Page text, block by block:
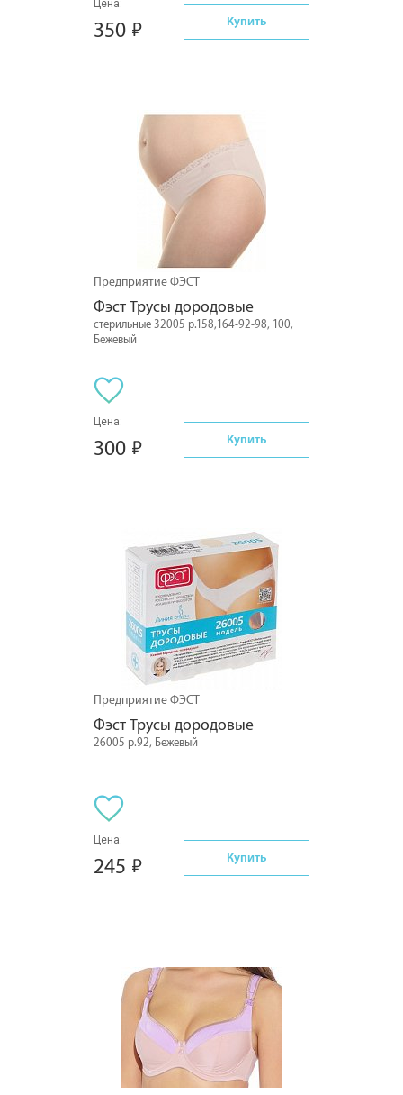
Цена:
350 Купить
Предприятие ФЭСТ
Фэст Трусы дородовые
стерильные 32005 р.158,164-92-98, 100,
Бежевый
Цена:
300 Купить
Предприятие ФЭСТ
Фэст Трусы дородовые
26005 р.92, Бежевый
Цена:
245 Купить